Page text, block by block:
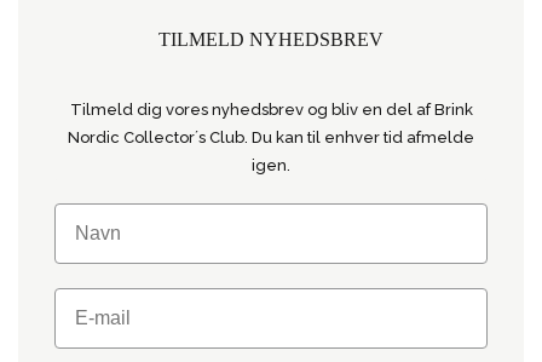
TILMELD NYHEDSBREV
Tilmeld dig vores nyhedsbrev og bliv en del af Brink
Nordic Collector´s Club. Du kan til enhver tid afmelde
igen.